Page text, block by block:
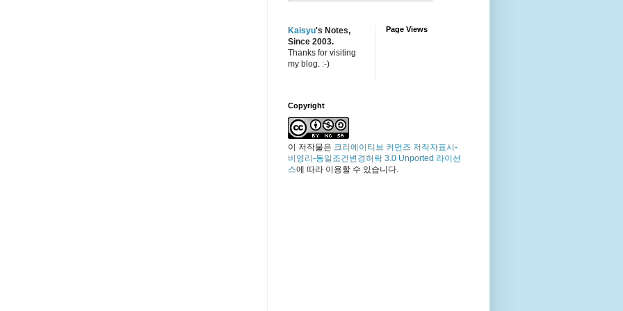
Kaisyu's Notes,
Since 2003.
Thanks for visiting
my blog. :-)
Page Views
Copyright
이 저작물은 크리에이티브 커먼즈 저작자표시-
비영리-동일조건변경허락 3.0 Unported 라이선
스에 따라 이용할 수 있습니다.